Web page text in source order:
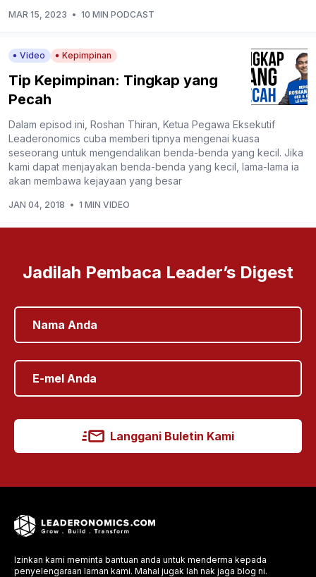
MAR 15, 2023 • 10 MIN PODCAST
Video Kepimpinan
Tip Kepimpinan: Tingkap yang
Pecah
Dalam episod ini, Roshan Thiran, Ketua Pegawa Eksekutif
Leaderonomics cuba memberi tipnya mengenai kuasa
seseorang untuk mengendalikan benda-benda yang kecil. Jika
kami dapat menjayakan benda-benda yang kecil, lama-lama ia
akan membawa kejayaan yang besar
JAN 04, 2018 • 1 MIN VIDEO
Jadilah Pembaca Leader’s Digest
Langgani Buletin Kami
Izinkan kami meminta bantuan anda untuk menderma kepada
penyelengaraan laman kami. Mahal jugak lah nak jaga blog ni.